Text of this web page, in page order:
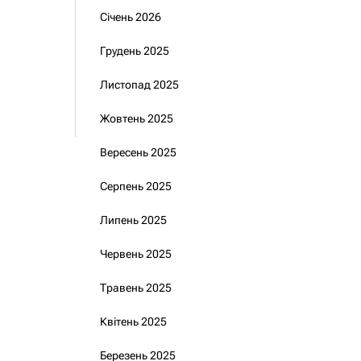
Січень 2026
Грудень 2025
Листопад 2025
Жовтень 2025
Вересень 2025
Серпень 2025
Липень 2025
Червень 2025
Травень 2025
Квітень 2025
Березень 2025